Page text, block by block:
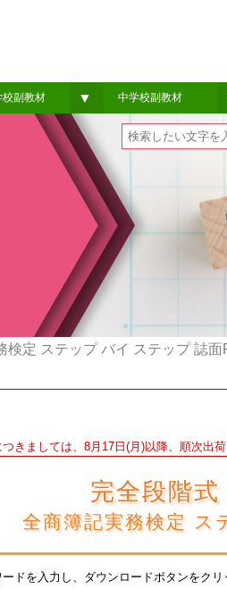
校副教材 ▼ 中学校副教材
定 ステップ バイ ステップ 誌面
きましては、8月17日(月)以降、順次出荷
完全段階
全商簿記実務検定
ドを入力し、ダウンロードボタンをクリ